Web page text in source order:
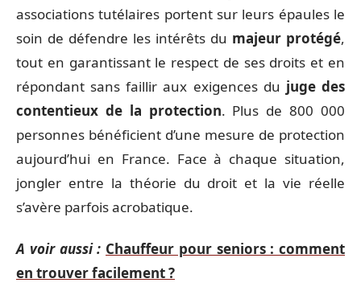
associations tutélaires portent sur leurs épaules le
soin de défendre les intérêts du majeur protégé,
tout en garantissant le respect de ses droits et en
répondant sans faillir aux exigences du juge des
contentieux de la protection. Plus de 800 000
personnes bénéficient d’une mesure de protection
aujourd’hui en France. Face à chaque situation,
jongler entre la théorie du droit et la vie réelle
s’avère parfois acrobatique.
A voir aussi : Chauffeur pour seniors : comment
en trouver facilement ?